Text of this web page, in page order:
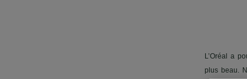
L’Oréal a
plus beau.